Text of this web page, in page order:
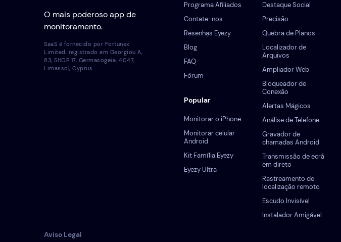
O mais poderoso app de
monitoramento.
Programa Afiliados
Contate-nos
Resenhas Eyezy
Blog
FAQ
Fórum
Popular
Monitorar o iPhone
Monitorar celular
Android
Kit Família Eyezy
Eyezy Ultra
Destaque Social
Precisão
Quebra de Planos
Localizador de
Arquivos
Ampliador Web
Bloqueador de
Conexão
Alertas Mágicos
Análise de Telefone
Gravador de
chamadas Android
Transmissão de ecrã
em direto
Rastreamento de
localização remoto
Escudo Invisível
Instalador Amigável
SaaS é fornecido por Fortunex
Limited, registrado em Georgiou A,
83, SHOP 17, Germasogeia, 4047,
Limassol, Cyprus
Aviso Legal